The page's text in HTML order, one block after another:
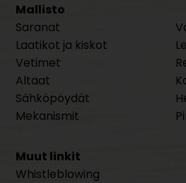
Mallisto
Saranat
Laatikot ja kiskot
Vetimet
Altaat
Sähköpöydät
Mekanismit
Muut linkit
Whistleblowing